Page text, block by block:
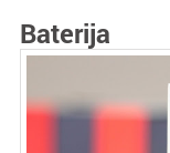
Baterija